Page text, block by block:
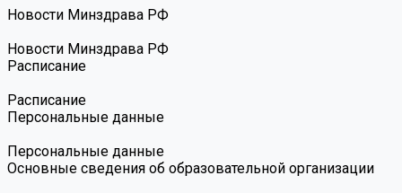
Новости Минздрава РФ
Новости Минздрава РФ
Расписание
Расписание
Персональные данные
Персональные данные
Основные сведения об образовательной организации